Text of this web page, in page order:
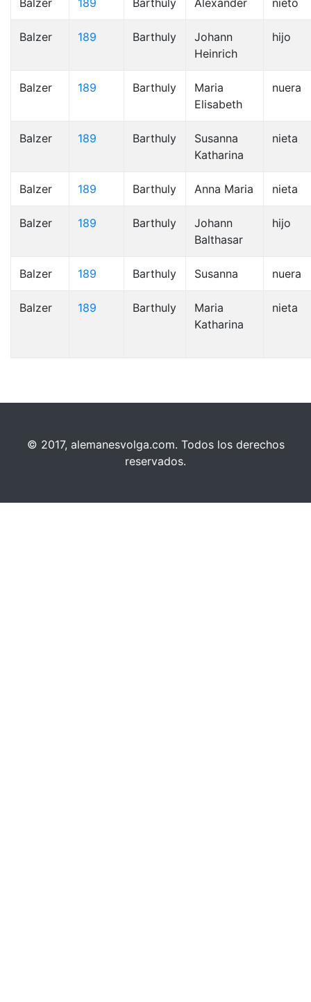
Balzer 189 Barthuly Alexander nieto
Balzer 189 Barthuly
Johann
Heinrich
hijo
Balzer 189 Barthuly
Maria
Elisabeth
nuera
Balzer 189 Barthuly
Susanna
Katharina
nieta
Balzer 189 Barthuly Anna Maria nieta
Balzer 189 Barthuly
Johann
Balthasar
hijo
Balzer 189 Barthuly Susanna nuera
Balzer 189 Barthuly
Maria
Katharina
nieta
© 2017, alemanesvolga.com. Todos los derechos
reservados.